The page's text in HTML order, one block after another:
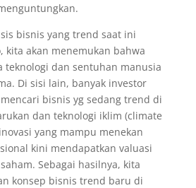
bisnis yang trend saat ini
kita akan menemukan bahwa
teknologi dan sentuhan manusia
Di sisi lain, banyak investor
bisnis yg sedang trend di
dan teknologi iklim (climate
yang mampu menekan
kini mendapatkan valuasi
Sebagai hasilnya, kita
konsep bisnis trend baru di